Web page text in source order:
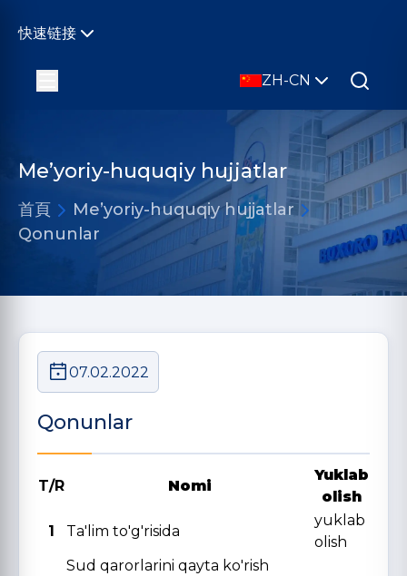
快速链接
ZH-CN
Me’yoriy-huquqiy hujjatlar
首頁
Me’yoriy-huquqiy hujjatlar
Qonunlar
07.02.2022
Qonunlar
T/R Nomi
Yuklab
olish
1
Ta'lim to'g'risida
yuklab
olish
Sud qarorlarini qayta ko'rish